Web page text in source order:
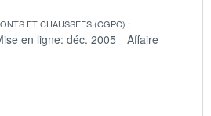
ET CHAUSSEES (CGPC)
en ligne: déc. 2005
Affaire